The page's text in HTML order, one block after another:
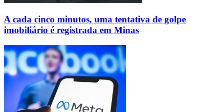
A cada cinco minutos, uma tentativa de golpe
imobiliário é registrada em Minas